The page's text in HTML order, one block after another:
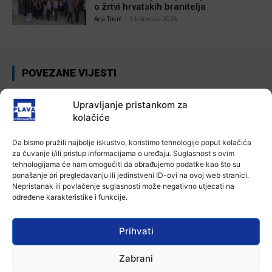
Upravljanje pristankom za
kolačiće
Da bismo pružili najbolje iskustvo, koristimo tehnologije poput kolačića
za čuvanje i/ili pristup informacijama o uređaju. Suglasnost s ovim
tehnologijama će nam omogućiti da obrađujemo podatke kao što su
ponašanje pri pregledavanju ili jedinstveni ID-ovi na ovoj web stranici.
Nepristanak ili povlačenje suglasnosti može negativno utjecati na
određene karakteristike i funkcije.
Prihvati
Zabrani
o žrtvi hrvatskih branitelja
Ana Tokić 3 kolovoza, 2026
POVEZANE VIJESTI
U Osijeku obilježen Dan pobjede i
domovinske zahvalnosti i Dan
4 kolovoza, 2026
Aktualno
Izložba Antuna Babića u vinkovačkoj
Galeriji Slavko Kopač
4 kolovoza, 2026
Aktualno
Dodatne mjere protiv afričke svinjske
kuge: uklanjanje svinja do 12.
kolovoza u područjima visokog rizika!